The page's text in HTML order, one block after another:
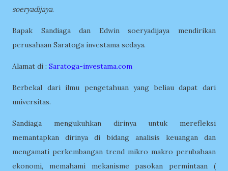
soeryadijaya.
Bapak Sandiaga dan Edwin soeryadijaya mendirikan
perusahaan Saratoga investama sedaya.
Alamat di : Saratoga-investama.com
Berbekal dari ilmu pengetahuan yang beliau dapat dari
universitas.
Sandiaga mengukuhkan dirinya untuk merefleksi
memantapkan dirinya di bidang analisis keuangan dan
mengamati perkembangan trend mikro makro perubahaan
ekonomi, memahami mekanisme pasokan permintaan (